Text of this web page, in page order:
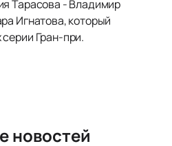
Тарасова - Владимир
Игнатова, который
Гран-при.
новостей